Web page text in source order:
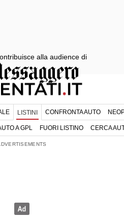
LISTINI CONFRONTA AUTO
A GPL FUORI LISTINO CERCA
alla audience di